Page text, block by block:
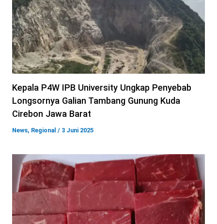
Kepala P4W IPB University Ungkap Penyebab
Longsornya Galian Tambang Gunung Kuda
Cirebon Jawa Barat
News, Regional / 3 Juni 2025